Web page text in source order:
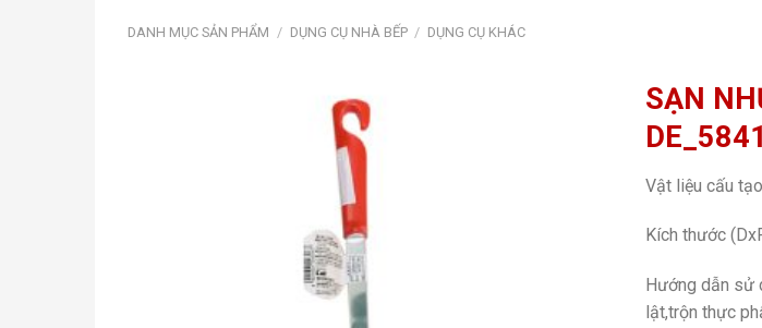
DANH MỤC SẢN PHẨM / DỤNG CỤ NHÀ BẾP / DỤNG CỤ KHÁC
SẠN
DE_5841
Vật liệu cấu
Kích thước
Hướng dẫn sử
lật,trộn thực